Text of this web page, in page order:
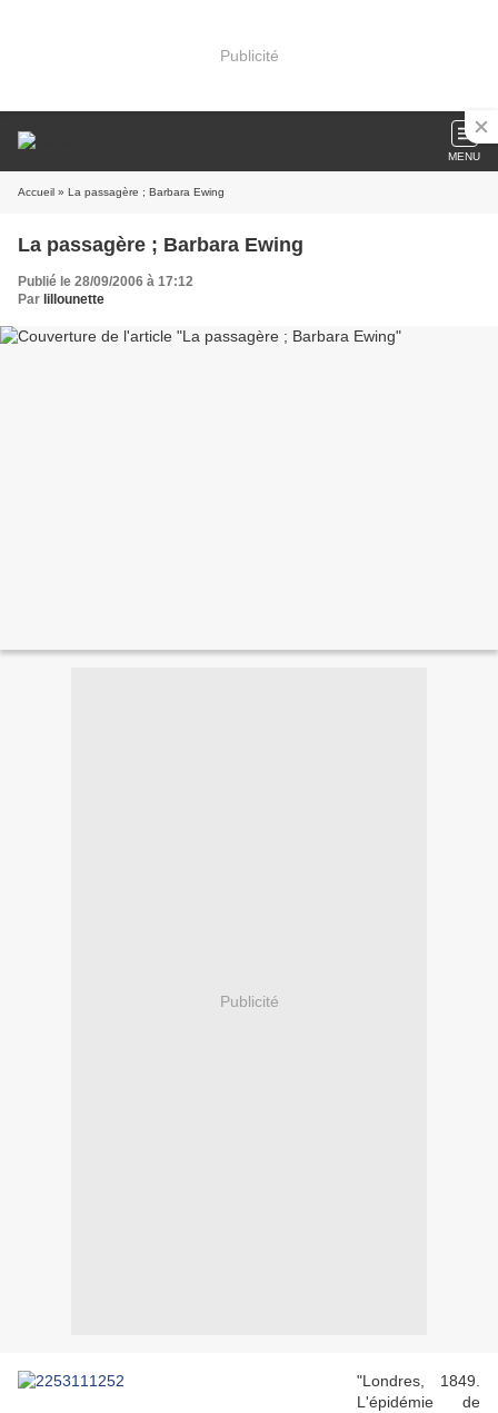
Publicité
MENU
Accueil » La passagère ; Barbara Ewing
La passagère ; Barbara Ewing
Publié le 28/09/2006 à 17:12
Par lillounette
Publicité
"Londres, 1849.
L'épidémie de